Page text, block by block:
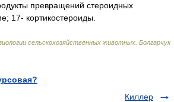
превращений стероидных
17- кортикостероиды.
сельскохозяйственных животных Болгарчук
Киллер